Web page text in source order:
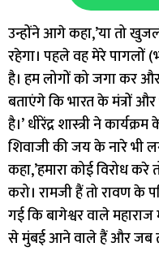
उन्होंने आगे कहा,’या तो
रहेगा। पहले वह मेरे पागलों
है। हम लोगों को जगा कर
बताएंगे कि भारत के मंत्रों
है।’ धीरेंद्र शास्त्री ने
शिवाजी की जय के नारे भी
कहा,’हमारा कोई विरोध
करो। रामजी हैं तो रावण के
गई कि बागेश्वर वाले
से मुंबई आने वाले हैं और जब